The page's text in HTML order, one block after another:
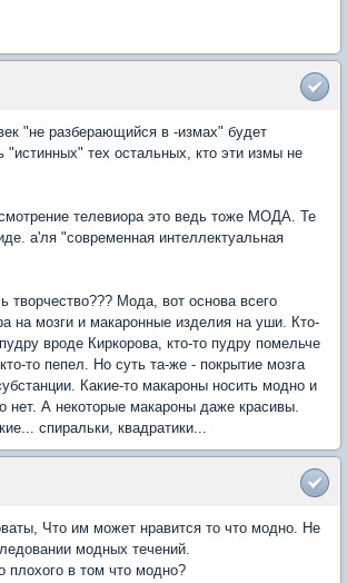
"не разберающийся в -измах" будет
"истинных" тех остальных, кто эти измы не
телевиора это ведь тоже МОДА. Те
а'ля "современная интеллектуальная
творчество??? Мода, вот основа всего
на мозги и макаронные изделия на уши. Кто-
вроде Киркорова, кто-то пудру помельче
то пепел. Но суть та-же - покрытие мозга
Какие-то макароны носить модно и
нет. А некоторые макароны даже красивы.
спиральки, квадратики...
Что им может нравится то что модно. Не
модных течений.
плохого в том что модно?